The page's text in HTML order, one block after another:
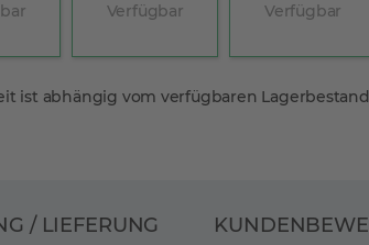
Verfügbar Verfügbar
ist abhängig vom verfügbaren
/ LIEFERUNG